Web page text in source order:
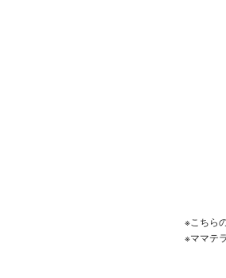
※こちら
※ママテ